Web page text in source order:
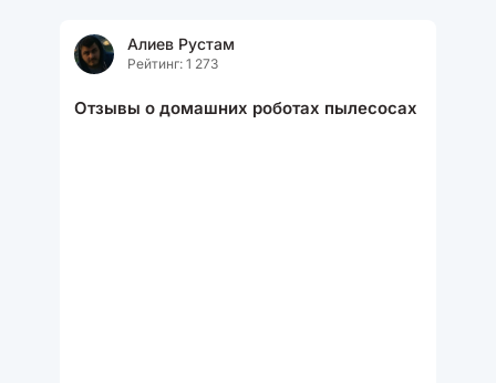
Алиев Рустам
Рейтинг: 1 273
Отзывы о домашних роботах пылесосах